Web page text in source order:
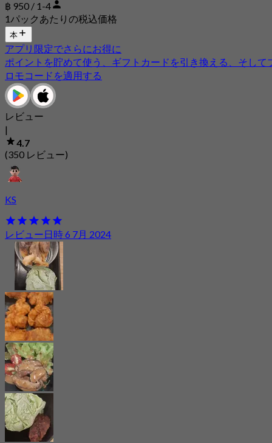
฿ 950 / 1-4
1パックあたりの税込価格
本
アプリ限定でさらにお得に
ポイントを貯めて使う、ギフトカードを引き換える、そして
ロモコードを適用する
レビュー
|
4.7
(350 レビュー)
KS
レビュー日時 6 7月 2024